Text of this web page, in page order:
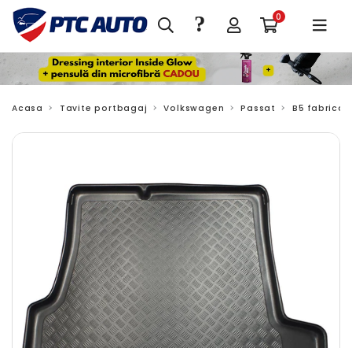
0
?
Acasa Tavite portbagaj Volkswagen Passat B5